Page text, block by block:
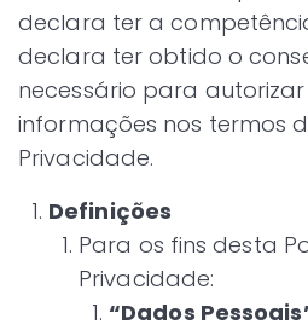
declara ter a
declara ter obtido o
necessário para
informações nos termos
Privacidade.
Definições
Para os fins desta
Privacidade:
“Dados